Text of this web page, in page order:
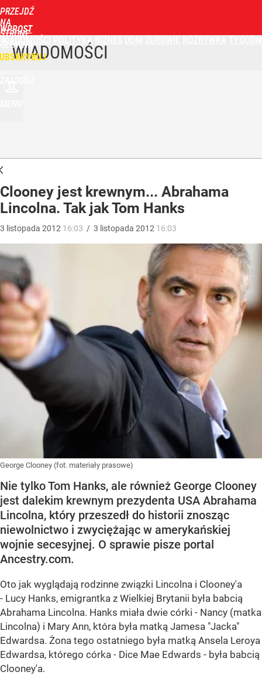
PRZEJDŹ
NA
STRONĘ
GŁÓWNĄ
WPROST
POLITYKA
WIADOMOŚCI
Clooney jest krewnym... Abrahama
Lincolna. Tak jak Tom Hanks
3 listopada 2012 16:03 / 3 listopada 2012 16:03
George Clooney (fot. materiały prasowe)
Nie tylko Tom Hanks, ale również George Clooney
jest dalekim krewnym prezydenta USA Abrahama
Lincolna, który przeszedł do historii znosząc
niewolnictwo i zwyciężając w amerykańskiej
wojnie secesyjnej. O sprawie pisze portal
Ancestry.com.
Oto jak wyglądają rodzinne związki Lincolna i Clooney'a
- Lucy Hanks, emigrantka z Wielkiej Brytanii była babcią
Abrahama Lincolna. Hanks miała dwie córki - Nancy (matka
Lincolna) i Mary Ann, która była matką Jamesa "Jacka"
Edwardsa. Żona tego ostatniego była matką Ansela Leroya
Edwardsa, którego córka - Dice Mae Edwards - była babcią
Clooney'a.